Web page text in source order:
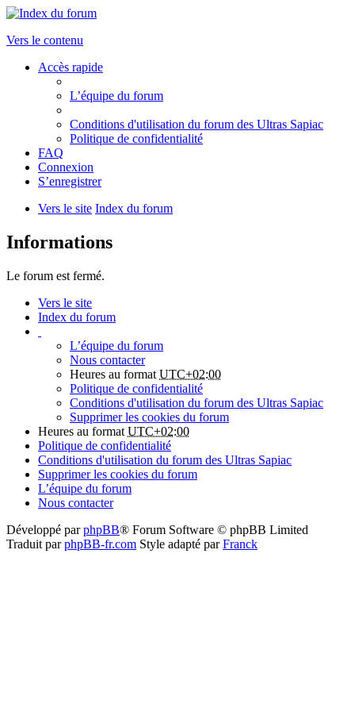
Vers le contenu
Accès rapide
L’équipe du forum
Conditions d'utilisation du forum des Ultras Sapiac
Politique de confidentialité
FAQ
Connexion
S’enregistrer
Vers le site Index du forum
Informations
Le forum est fermé.
Vers le site
Index du forum
L’équipe du forum
Nous contacter
Heures au format UTC+02:00
Politique de confidentialité
Conditions d'utilisation du forum des Ultras Sapiac
Supprimer les cookies du forum
Heures au format UTC+02:00
Politique de confidentialité
Conditions d'utilisation du forum des Ultras Sapiac
Supprimer les cookies du forum
L’équipe du forum
Nous contacter
Développé parphpBB® Forum Software © phpBB Limited
Traduit parphpBB-fr.com Style adapté parFranck